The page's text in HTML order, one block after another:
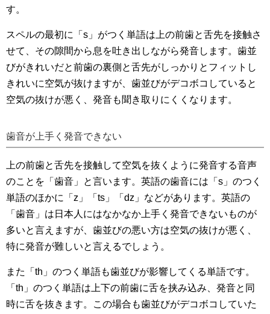
す。
スペルの最初に「s」がつく単語は上の前歯と舌先を接触さ
せて、その隙間から息を吐き出しながら発音します。歯並
びがきれいだと前歯の裏側と舌先がしっかりとフィットし
きれいに空気が抜けますが、歯並びがデコボコしていると
空気の抜けが悪く、発音も聞き取りにくくなります。
歯音が上手く発音できない
上の前歯と舌先を接触して空気を抜くように発音する音声
のことを「歯音」と言います。英語の歯音には「s」のつく
単語のほかに「z」「ts」「dz」などがあります。英語の
「歯音」は日本人にはなかなか上手く発音できないものが
多いと言えますが、歯並びの悪い方は空気の抜けが悪く、
特に発音が難しいと言えるでしょう。
また「th」のつく単語も歯並びが影響してくる単語です。
「th」のつく単語は上下の前歯に舌を挟み込み、発音と同
時に舌を抜きます。この場合も歯並びがデコボコしていた